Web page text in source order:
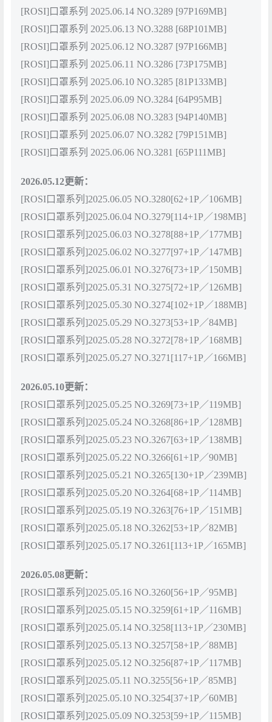
[ROSI]口罩系列 2025.06.14 NO.3289 [97P169MB]
[ROSI]口罩系列 2025.06.13 NO.3288 [68P101MB]
[ROSI]口罩系列 2025.06.12 NO.3287 [97P166MB]
[ROSI]口罩系列 2025.06.11 NO.3286 [73P175MB]
[ROSI]口罩系列 2025.06.10 NO.3285 [81P133MB]
[ROSI]口罩系列 2025.06.09 NO.3284 [64P95MB]
[ROSI]口罩系列 2025.06.08 NO.3283 [94P140MB]
[ROSI]口罩系列 2025.06.07 NO.3282 [79P151MB]
[ROSI]口罩系列 2025.06.06 NO.3281 [65P111MB]
2026.05.12更新：
[ROSI口罩系列]2025.06.05 NO.3280[62+1P／106MB]
[ROSI口罩系列]2025.06.04 NO.3279[114+1P／198MB]
[ROSI口罩系列]2025.06.03 NO.3278[88+1P／177MB]
[ROSI口罩系列]2025.06.02 NO.3277[97+1P／147MB]
[ROSI口罩系列]2025.06.01 NO.3276[73+1P／150MB]
[ROSI口罩系列]2025.05.31 NO.3275[72+1P／126MB]
[ROSI口罩系列]2025.05.30 NO.3274[102+1P／188MB]
[ROSI口罩系列]2025.05.29 NO.3273[53+1P／84MB]
[ROSI口罩系列]2025.05.28 NO.3272[78+1P／168MB]
[ROSI口罩系列]2025.05.27 NO.3271[117+1P／166MB]
2026.05.10更新：
[ROSI口罩系列]2025.05.25 NO.3269[73+1P／119MB]
[ROSI口罩系列]2025.05.24 NO.3268[86+1P／128MB]
[ROSI口罩系列]2025.05.23 NO.3267[63+1P／138MB]
[ROSI口罩系列]2025.05.22 NO.3266[61+1P／90MB]
[ROSI口罩系列]2025.05.21 NO.3265[130+1P／239MB]
[ROSI口罩系列]2025.05.20 NO.3264[68+1P／114MB]
[ROSI口罩系列]2025.05.19 NO.3263[76+1P／151MB]
[ROSI口罩系列]2025.05.18 NO.3262[53+1P／82MB]
[ROSI口罩系列]2025.05.17 NO.3261[113+1P／165MB]
2026.05.08更新：
[ROSI口罩系列]2025.05.16 NO.3260[56+1P／95MB]
[ROSI口罩系列]2025.05.15 NO.3259[61+1P／116MB]
[ROSI口罩系列]2025.05.14 NO.3258[113+1P／230MB]
[ROSI口罩系列]2025.05.13 NO.3257[58+1P／88MB]
[ROSI口罩系列]2025.05.12 NO.3256[87+1P／117MB]
[ROSI口罩系列]2025.05.11 NO.3255[56+1P／85MB]
[ROSI口罩系列]2025.05.10 NO.3254[37+1P／60MB]
[ROSI口罩系列]2025.05.09 NO.3253[59+1P／115MB]